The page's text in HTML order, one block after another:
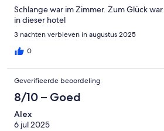
Schlange war im Zimmer. Zum Glück
in dieser hotel
3 nachten verbleven in augustus 2025
0
Geverifieerde beoordeling
8/10 – Goed
Alex
6 jul 2025